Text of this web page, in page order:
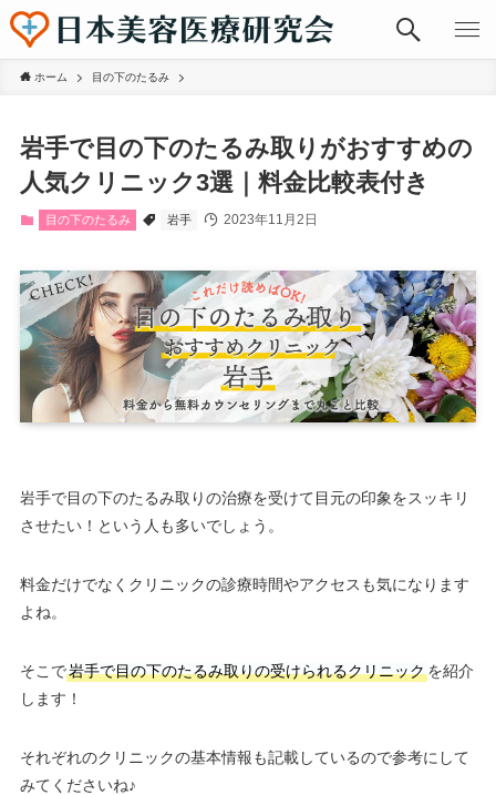
ホーム 目の下のたるみ
岩手で目の下のたるみ取りがおすすめの
人気クリニック3選｜料金比較表付き
目の下のたるみ 岩手 2023年11月2日
岩手で目の下のたるみ取りの治療を受けて目元の印象をスッキリ
させたい！という人も多いでしょう。
料金だけでなくクリニックの診療時間やアクセスも気になります
よね。
そこで岩手で目の下のたるみ取りの受けられるクリニックを紹介
します！
それぞれのクリニックの基本情報も記載しているので参考にして
みてくださいね♪